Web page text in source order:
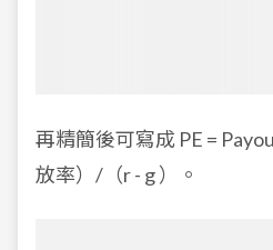
再精簡後可寫成 PE =
放率）/（r - g ）。